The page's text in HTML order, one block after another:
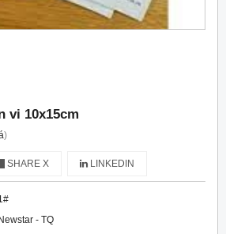
vi 10x15cm
)
SHARE X LINKEDIN
- TQ